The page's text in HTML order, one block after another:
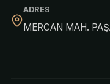
ADRES
MERCAN MAH.